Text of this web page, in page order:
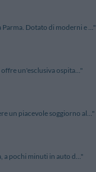
Dotato di moderni e ..."
un'esclusiva ospita..."
un piacevole soggiorno al..."
a pochi minuti in auto d..."